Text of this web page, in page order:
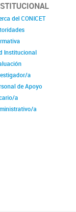
del CONICET
Institucional
a
de Apoyo
a
a